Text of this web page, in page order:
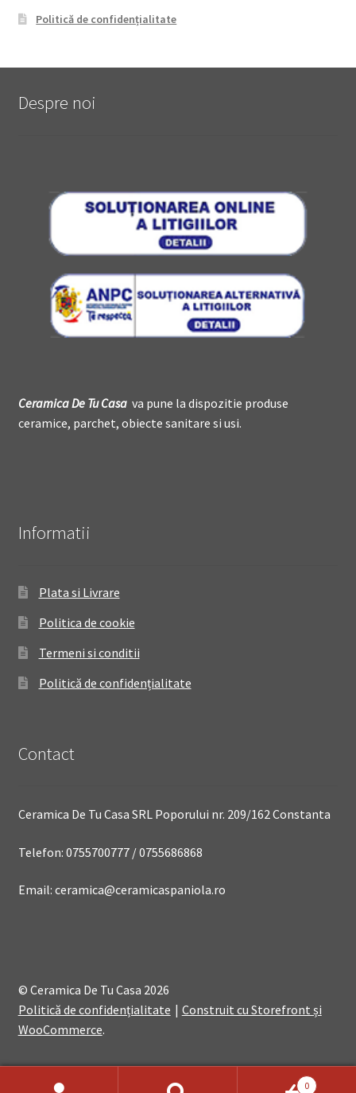
Politică de confidențialitate
Despre noi
Ceramica DeTu Casava pune la dispozitie produse
ceramice, parchet, obiecte sanitare si usi.
Informatii
Plata si Livrare
Politica de cookie
Termeni si conditii
Politică de confidențialitate
Contact
Ceramica De Tu Casa SRL Poporului nr. 209/162 Constanta
Telefon: 0755700777 / 0755686868
Email: ceramica@ceramicaspaniola.ro
© Ceramica De Tu Casa 2026
Politică de confidențialitate
Construit cu Storefront și
WooCommerce.
0